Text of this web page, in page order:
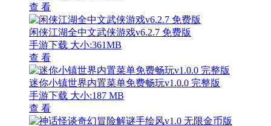
查 看
闲侠江湖全中文武侠游戏v6.2.7 免费版
手游下载 大小:361MB
查 看
迷你小镇世界内置菜单免费畅玩v1.0.0 完整版
手游下载 大小:187 MB
查 看